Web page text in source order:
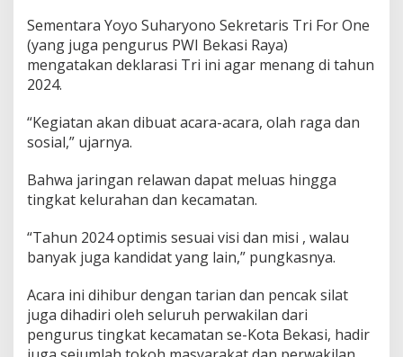
Sementara Yoyo Suharyono Sekretaris Tri For One
(yang juga pengurus PWI Bekasi Raya)
mengatakan deklarasi Tri ini agar menang di tahun
2024.
“Kegiatan akan dibuat acara-acara, olah raga dan
sosial,” ujarnya.
Bahwa jaringan relawan dapat meluas hingga
tingkat kelurahan dan kecamatan.
“Tahun 2024 optimis sesuai visi dan misi , walau
banyak juga kandidat yang lain,” pungkasnya.
Acara ini dihibur dengan tarian dan pencak silat
juga dihadiri oleh seluruh perwakilan dari
pengurus tingkat kecamatan se-Kota Bekasi, hadir